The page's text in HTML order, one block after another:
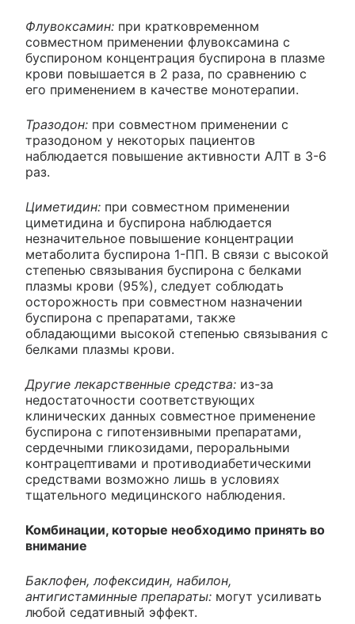
Флувоксамин: при кратковременном
совместном применении флувоксамина с
буспироном концентрация буспирона в плазме
крови повышается в 2 раза, по сравнению с
его применением в качестве монотерапии.
Тразодон: при совместном применении с
тразодоном у некоторых пациентов
наблюдается повышение активности АЛТ в 3-6
раз.
Циметидин: при совместном применении
циметидина и буспирона наблюдается
незначительное повышение концентрации
метаболита буспирона 1-ПП. В связи с высокой
степенью связывания буспирона с белками
плазмы крови (95%), следует соблюдать
осторожность при совместном назначении
буспирона с препаратами, также
обладающими высокой степенью связывания с
белками плазмы крови.
Другие лекарственные средства: из-за
недостаточности соответствующих
клинических данных совместное применение
буспирона с гипотензивными препаратами,
сердечными гликозидами, пероральными
контрацептивами и противодиабетическими
средствами возможно лишь в условиях
тщательного медицинского наблюдения.
Комбинации, которые необходимо принять во
внимание
Баклофен, лофексидин, набилон,
антигистаминные препараты: могут усиливать
любой седативный эффект.